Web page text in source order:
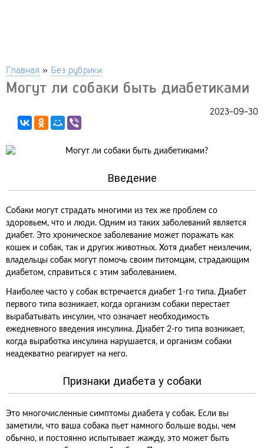
Главная » Без рубрики
Могут ли собаки быть диабетиками
2023-09-30
Введение
Собаки могут страдать многими из тех же проблем со
здоровьем, что и люди. Одним из таких заболеваний является
диабет. Это хроническое заболевание может поражать как
кошек и собак, так и других животных. Хотя диабет неизлечим,
владельцы собак могут помочь своим питомцам, страдающим
диабетом, справиться с этим заболеванием.
Наиболее часто у собак встречается диабет 1-го типа. Диабет
первого типа возникает, когда организм собаки перестает
вырабатывать инсулин, что означает необходимость
ежедневного введения инсулина. Диабет 2-го типа возникает,
когда выработка инсулина нарушается, и организм собаки
неадекватно реагирует на него.
Признаки диабета у собаки
Это многочисленные симптомы диабета у собак. Если вы
заметили, что ваша собака пьет намного больше воды, чем
обычно, и постоянно испытывает жажду, это может быть